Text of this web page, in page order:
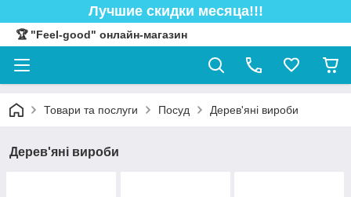
Лучшие скидки месяца!!!
🏆 "Feel-good" онлайн-магазин
Товари та послуги Посуд Дерев'яні вироби
Дерев'яні вироби